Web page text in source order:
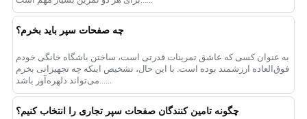
چه صفحات سپر باید بخرم؟
به عنوان کسی که عاشق تمرینات قدرتی است، ساختن باشگاه خانگی خودم
فوق‌العاده ارزشمند بوده است. با این حال، تشخیص اینکه چه تجهیزاتی بخرم
می‌تواند دلهره‌آور باشد......
چگونه تامین کنندگان صفحات سپر تجاری را انتخاب کنیم؟